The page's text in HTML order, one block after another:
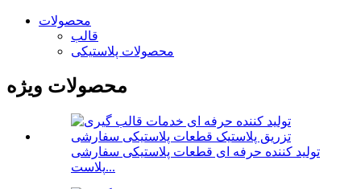
محصولات
قالب
محصولات پلاستیکی
محصولات ویژه
تولید کننده حرفه ای قطعات پلاستیکی سفارشی
پلاست...